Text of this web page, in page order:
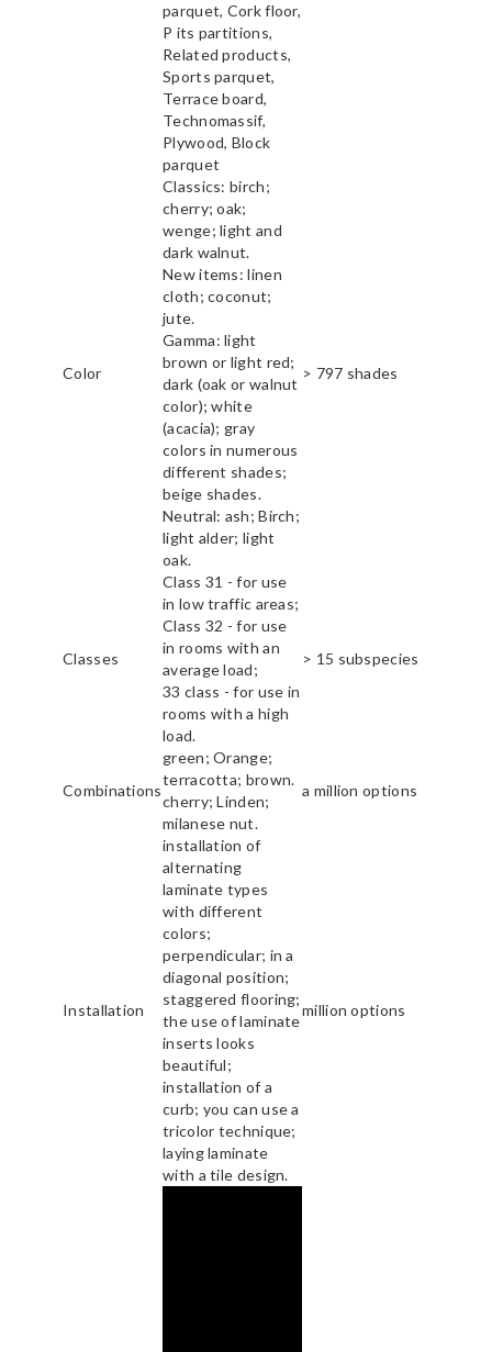
parquet, Cork floor,
P its partitions,
Related products,
Sports parquet,
Terrace board,
Technomassif,
Plywood, Block
parquet
Color
Classics: birch;
cherry; oak;
wenge; light and
dark walnut.
New items: linen
cloth; coconut;
jute.
Gamma: light
brown or light red;
dark (oak or walnut
color); white
(acacia); gray
colors in numerous
different shades;
beige shades.
Neutral: ash; Birch;
light alder; light
oak.
> 797 shades
Classes
Class 31 - for use
in low traffic areas;
Class 32 - for use
in rooms with an
average load;
33 class - for use in
rooms with a high
load.
> 15 subspecies
Combinations
green; Orange;
terracotta; brown.
cherry; Linden;
milanese nut.
a million options
Installation
installation of
alternating
laminate types
with different
colors;
perpendicular; in a
diagonal position;
staggered flooring;
the use of laminate
inserts looks
beautiful;
installation of a
curb; you can use a
tricolor technique;
laying laminate
with a tile design.
million options